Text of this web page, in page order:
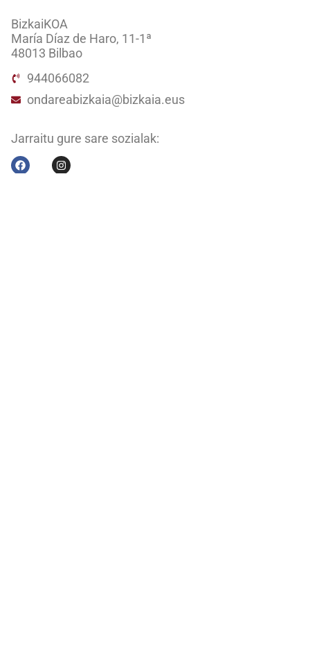
BizkaiKOA
María Díaz de Haro, 11-1ª
48013 Bilbao
944066082
ondareabizkaia@bizkaia.eus
Jarraitu gure sare sozialak: